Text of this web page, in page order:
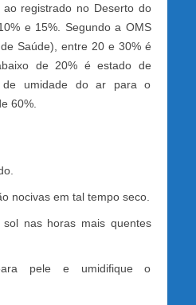
registrado no Deserto do
e 15%. Segundo a OMS
Saúde), entre 20 e 30% é
de 20% é estado de
umidade do ar para o
60%.
nocivas em tal tempo seco.
sol nas horas mais quentes
pele e umidifique o